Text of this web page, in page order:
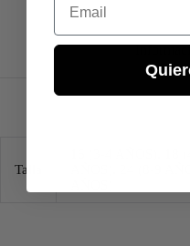
Talla
16 (3-4 AÑOS), 18